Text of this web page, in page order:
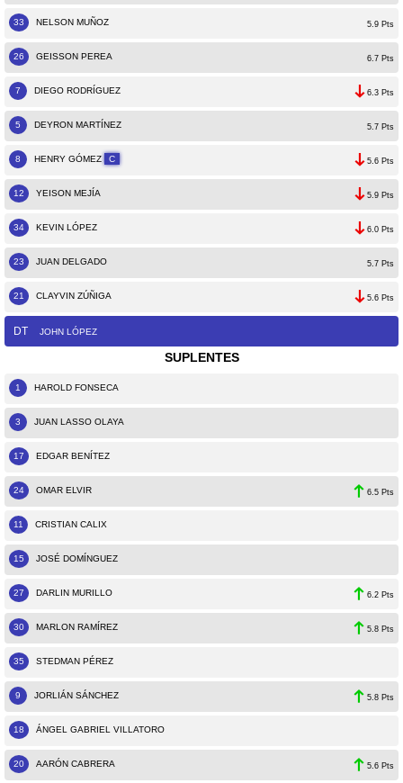
33 NELSON MUÑOZ 5.9 Pts
26 GEISSON PEREA 6.7 Pts
7 DIEGO RODRÍGUEZ 6.3 Pts
5 DEYRON MARTÍNEZ 5.7 Pts
8 HENRY GÓMEZ C 5.6 Pts
12 YEISON MEJÍA 5.9 Pts
34 KEVIN LÓPEZ 6.0 Pts
23 JUAN DELGADO 5.7 Pts
21 CLAYVIN ZÚÑIGA 5.6 Pts
DT JOHN LÓPEZ
SUPLENTES
1 HAROLD FONSECA
3 JUAN LASSO OLAYA
17 EDGAR BENÍTEZ
24 OMAR ELVIR 6.5 Pts
11 CRISTIAN CALIX
15 JOSÉ DOMÍNGUEZ
27 DARLIN MURILLO 6.2 Pts
30 MARLON RAMÍREZ 5.8 Pts
35 STEDMAN PÉREZ
9 JORLIÁN SÁNCHEZ 5.8 Pts
18 ÁNGEL GABRIEL VILLATORO
20 AARÓN CABRERA 5.6 Pts